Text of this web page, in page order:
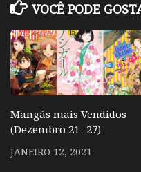
VOCÊ PODE
Mangás mais Vendidos
(Dezembro 21- 27)
JANEIRO 12, 2021